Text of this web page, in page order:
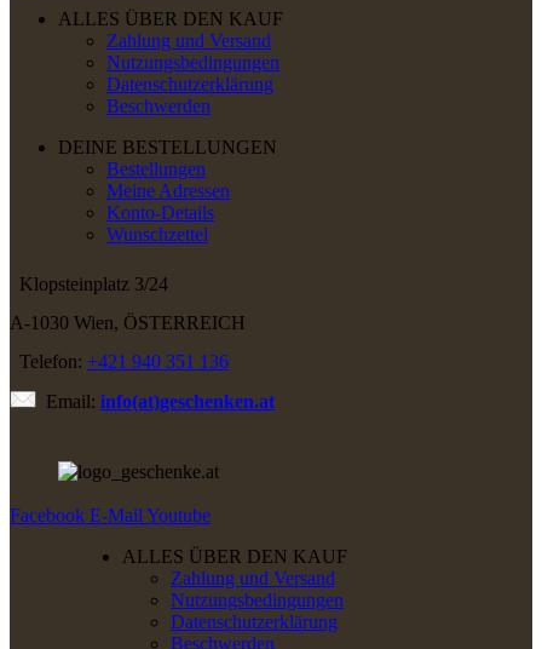
ALLES ÜBER DEN KAUF
Zahlung und Versand
Nutzungsbedingungen
Datenschutzerklärung
Beschwerden
DEINE BESTELLUNGEN
Bestellungen
Meine Adressen
Konto-Details
Wunschzettel
Klopsteinplatz 3/24
A-1030 Wien, ÖSTERREICH
Telefon: +421 940 351 136
Email: info(at)geschenken.at
Facebook E-Mail Youtube
ALLES ÜBER DEN KAUF
Zahlung und Versand
Nutzungsbedingungen
Datenschutzerklärung
Beschwerden